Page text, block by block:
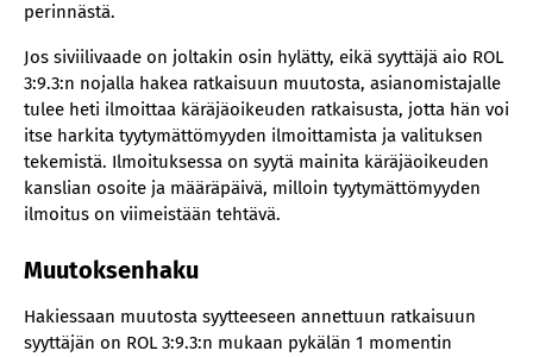
perinnästä.
Jos siviilivaade on joltakin osin hylätty, eikä syyttäjä aio ROL
3:9.3:n nojalla hakea ratkaisuun muutosta, asianomistajalle
tulee heti ilmoittaa käräjäoikeuden ratkaisusta, jotta hän voi
itse harkita tyytymättömyyden ilmoittamista ja valituksen
tekemistä. Ilmoituksessa on syytä mainita käräjäoikeuden
kanslian osoite ja määräpäivä, milloin tyytymättömyyden
ilmoitus on viimeistään tehtävä.
Muutoksenhaku
Hakiessaan muutosta syytteeseen annettuun ratkaisuun
syyttäjän on ROL 3:9.3:n mukaan pykälän 1 momentin